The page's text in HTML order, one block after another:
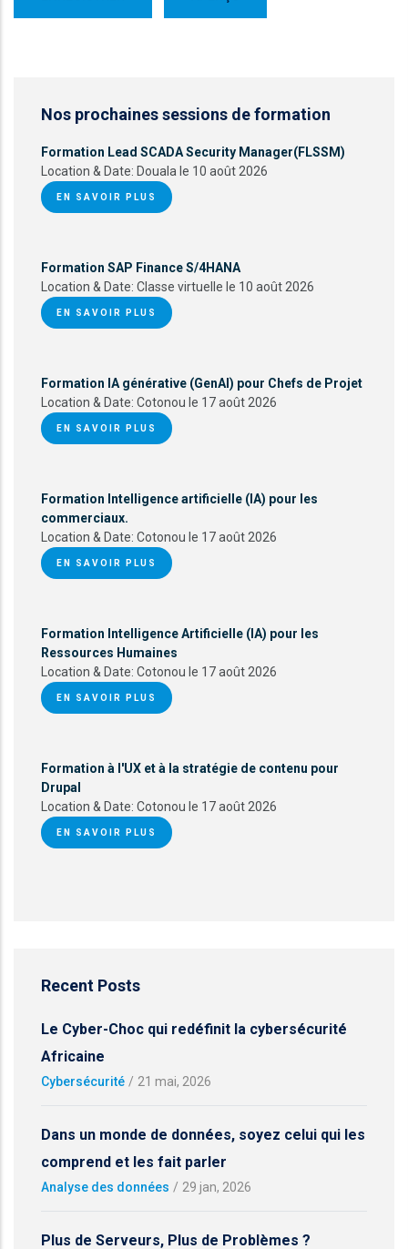
Nos prochaines sessions de formation
Formation Lead SCADA Security Manager(FLSSM)
Location & Date: Douala le 10 août 2026
EN SAVOIR PLUS
Formation SAP Finance S/4HANA
Location & Date: Classe virtuelle le 10 août 2026
EN SAVOIR PLUS
Formation IA générative (GenAI) pour Chefs de Projet
Location & Date: Cotonou le 17 août 2026
EN SAVOIR PLUS
Formation Intelligence artificielle (IA) pour les
commerciaux.
Location & Date: Cotonou le 17 août 2026
EN SAVOIR PLUS
Formation Intelligence Artificielle (IA) pour les
Ressources Humaines
Location & Date: Cotonou le 17 août 2026
EN SAVOIR PLUS
Formation à l'UX et à la stratégie de contenu pour
Drupal
Location & Date: Cotonou le 17 août 2026
EN SAVOIR PLUS
Recent Posts
Le Cyber-Choc qui redéfinit la cybersécurité
Africaine
Cybersécurité / 21 mai, 2026
Dans un monde de données, soyez celui qui les
comprend et les fait parler
Analyse des données / 29 jan, 2026
Plus de Serveurs, Plus de Problèmes ?